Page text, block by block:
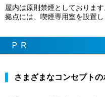
屋内は原則禁煙としておりま
拠点には、喫煙専用室を設置
ＰＲ
さまざまなコンセプト